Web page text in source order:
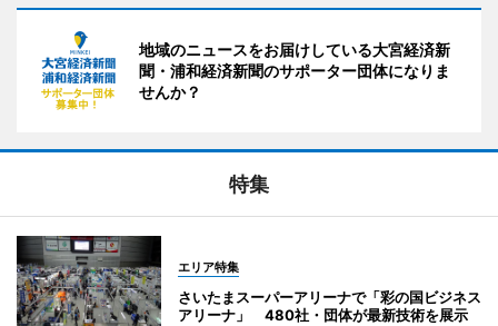
地域のニュースをお届けしている大宮経済新
聞・浦和経済新聞のサポーター団体になりま
せんか？
特集
エリア特集
さいたまスーパーアリーナで「彩の国ビジネス
アリーナ」 480社・団体が最新技術を展示